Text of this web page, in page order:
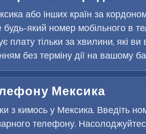
або інших країн за
який номер мобільного в
плату тільки за хвилини, які
без терміну дії на вашому
Мексика
з кимось у Мексика. Введіть
телефону.